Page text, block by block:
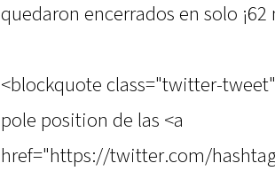
quedaron encerrados en solo
<blockquote class="twitter-
pole position de las <a
href="https://twitter.com/